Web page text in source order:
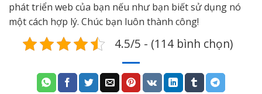
phát triển web của bạn nếu như bạn biết sử dụng nó
một cách hợp lý. Chúc bạn luôn thành công!
4.5/5 - (114 bình chọn)